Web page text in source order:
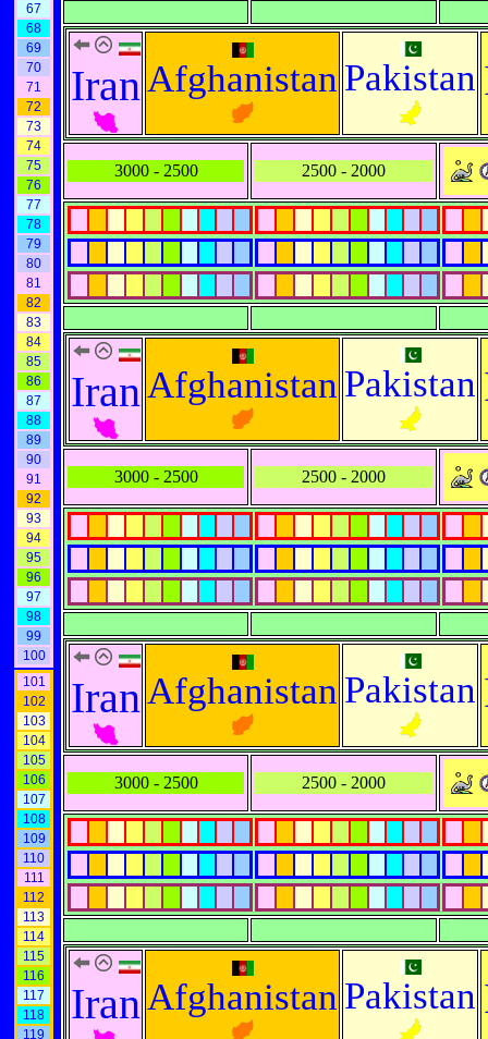
67
68
69
70
71
72
73
74
75
76
77
78
79
80
81
82
83
84
85
86
87
88
89
90
91
92
93
94
95
96
97
98
99
100
101
102
103
104
105
106
107
108
109
110
111
112
113
114
115
116
117
118
119
IranAfghanistan Pakistan
3000 - 2500 2500 - 2000
IranAfghanistan Pakistan
3000 - 2500 2500 - 2000
IranAfghanistan Pakistan
3000 - 2500 2500 - 2000
IranAfghanistan Pakistan